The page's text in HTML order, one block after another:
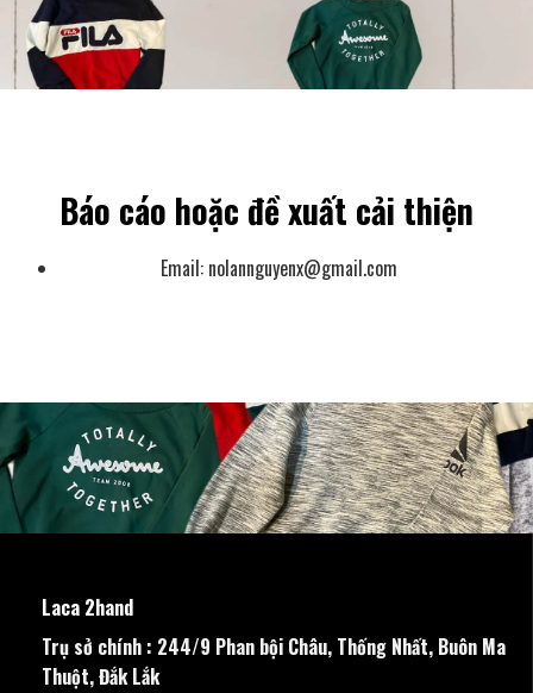
Báo cáo hoặc đề xuất cải thiện
Email: nolannguyenx@gmail.com
Laca 2hand
Trụ sở chính : 244/9 Phan bội Châu, Thống Nhất, Buôn Ma
Thuột, Đắk Lắk